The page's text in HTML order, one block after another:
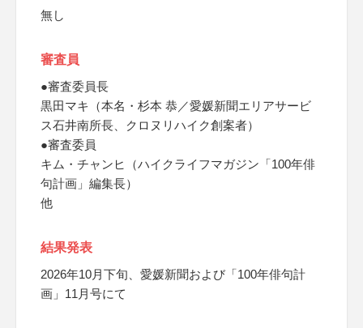
無し
審査員
●審査委員長
黒田マキ（本名・杉本 恭／愛媛新聞エリアサービ
ス石井南所長、クロヌリハイク創案者）
●審査委員
キム・チャンヒ（ハイクライフマガジン「100年俳
句計画」編集長）
他
結果発表
2026年10月下旬、愛媛新聞および「100年俳句計
画」11月号にて